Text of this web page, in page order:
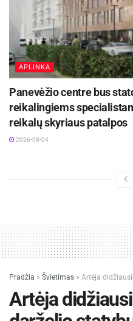
APLINKA
Panevėžio centre bus
reikalingiems
reikalų skyriaus patalpos
2026-08-04
Pradžia » Švietimas » Artėja
Artėja